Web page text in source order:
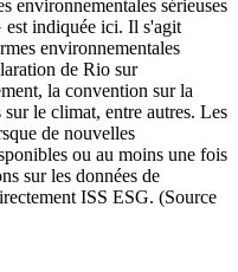
environnementales sérieuses
est indiquée ici. Il s'agit
environnementales
de Rio sur
la convention sur la
le climat, entre autres. Les
de nouvelles
ou au moins une fois
sur les données de
ISS ESG. (Source